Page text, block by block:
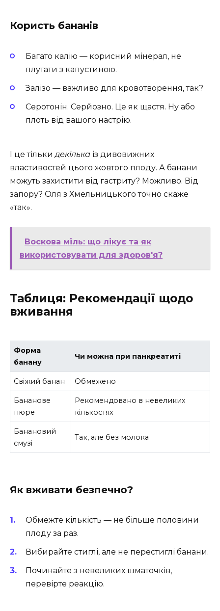
Користь бананів
Багато калію — корисний мінерал, не
плутати з капустиною.
Залізо — важливо для кровотворення, так?
Серотонін. Серйозно. Це як щастя. Ну або
плоть від вашого настрію.
І це тількидекілька із дивовижних
властивостей цього жовтого плоду. А банани
можуть захистити від гастриту? Можливо. Від
запору? Оля з Хмельницького точно скаже
«так».
Воскова міль: що лікує та як
використовувати для здоров'я?
Таблиця: Рекомендації щодо
вживання
Форма
банану
Чи можна при панкреатиті
Свіжий банан Обмежено
Бананове
пюре
Рекомендовано в невеликих
кількостях
Банановий
смузі
Так, але без молока
Як вживати безпечно?
Обмежте кількість — не більше половини
плоду за раз.
Вибирайте стиглі, але не перестиглі банани.
Починайте з невеликих шматочків,
перевірте реакцію.